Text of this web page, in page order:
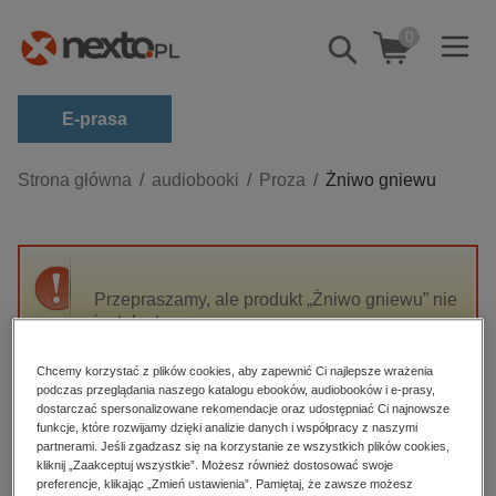
Pokaż/schowaj
wyszukiwarkę
0
E-prasa
Kategorie
biznesowe, branżowe, gospodarka
dzienniki
edukacja
hobby, sport, rozrywka
komputery, internet, technologie, informatyka
Strona główna audiobooki Proza Żniwo gniewu
Przepraszamy, ale produkt „Żniwo gniewu” nie
jest dostępny.
High-contrast mode
Polecane
Chcemy korzystać z plików cookies, aby zapewnić Ci najlepsze wrażenia
podczas przeglądania naszego katalogu ebooków, audiobooków i e-prasy,
dostarczać spersonalizowane rekomendacje oraz udostępniać Ci najnowsze
funkcje, które rozwijamy dzięki analizie danych i współpracy z naszymi
partnerami. Jeśli zgadzasz się na korzystanie ze wszystkich plików cookies,
kliknij „Zaakceptuj wszystkie”. Możesz również dostosować swoje
preferencje, klikając „Zmień ustawienia”. Pamiętaj, że zawsze możesz